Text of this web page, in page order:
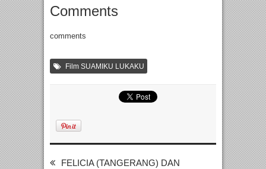
Comments
comments
Film SUAMIKU LUKAKU
FELICIA (TANGERANG) DAN